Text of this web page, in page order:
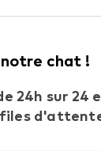
chat !
24h sur 24